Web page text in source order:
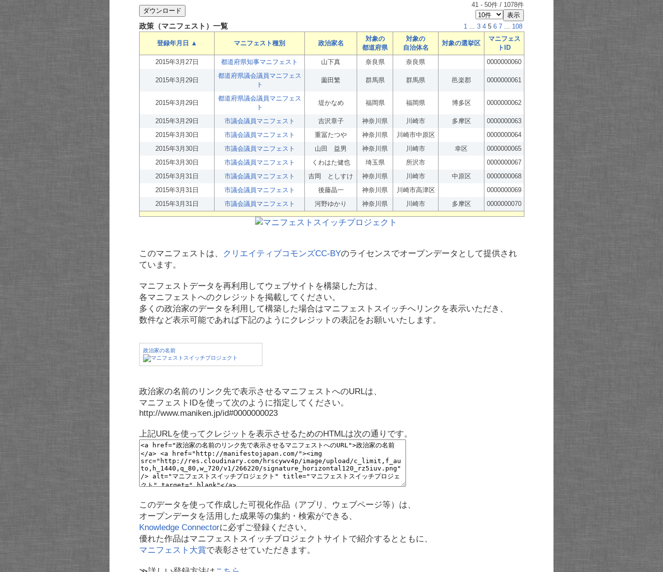
41 - 50件 / 1078件
政策（マニフェスト）一覧 1 ... 3 4 5 6 7 ... 108
登録年月日 ▲ マニフェスト種別 政治家名
対象の
都道府県
対象の
自治体名
対象の選挙区
マニフェス
トID
2015年3月27日
都道府県知事マニフェスト 山下真 奈良県 奈良県 0000000060
2015年3月29日
都道府県議会議員マニフェス
ト
薗田繁 群馬県 群馬県 邑楽郡 0000000061
2015年3月29日
都道府県議会議員マニフェス
ト
堤かなめ 福岡県 福岡県 博多区 0000000062
2015年3月29日 市議会議員マニフェスト 吉沢章子 神奈川県 川崎市 多摩区
0000000063
2015年3月30日
市議会議員マニフェスト 重冨たつや 神奈川県 川崎市中原区
0000000064
2015年3月30日
市議会議員マニフェスト 山田 益男 神奈川県 川崎市 幸区
0000000065
2015年3月30日
市議会議員マニフェスト くわはた健也 埼玉県 所沢市
0000000067
2015年3月31日
市議会議員マニフェスト 吉岡 としすけ 神奈川県 川崎市 中原区
0000000068
2015年3月31日
市議会議員マニフェスト 後藤晶一 神奈川県 川崎市高津区
0000000069
2015年3月31日
市議会議員マニフェスト 河野ゆかり 神奈川県 川崎市 多摩区 0000000070
このマニフェストは、 クリエイティブコモンズCC-BYのライセンスでオープンデータとして提供され
ています。
マニフェストデータを再利用してウェブサイトを構築した方は、
各マニフェストへのクレジットを掲載してください。
多くの政治家のデータを利用して構築した場合はマニフェストスイッチへリンクを表示いただき、
数件など表示可能であれば下記のようにクレジットの表記をお願いいたします。
政治家の名前
政治家の名前のリンク先で表示させるマニフェストへのURLは、
マニフェストIDを使って次のように指定してください。
http://www.maniken.jp/id#0000000023
上記URLを使ってクレジットを表示させるためのHTMLは次の通りです。
このデータを使って作成した可視化作品（アプリ、ウェブページ等）は、
オープンデータを活用した成果等の集約・検索ができる、
Knowledge Connectorに必ずご登録ください。
優れた作品はマニフェストスイッチプロジェクトサイトで紹介するとともに、
マニフェスト大賞で表彰させていただきます。